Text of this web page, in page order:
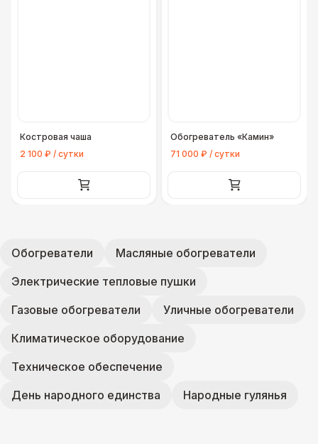
Костровая чаша
2 100 ₽ / сутки
Обогреватель «Камин»
71 000 ₽ / сутки
Обогреватели
Масляные обогреватели
Электрические тепловые пушки
Газовые обогреватели
Уличные обогреватели
Климатическое оборудование
Техническое обеспечение
День народного единства
Народные гулянья